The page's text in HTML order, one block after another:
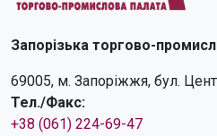
Запорізька торгово-
69005, м. Запоріжжя, бул.
Тел./Факс:
+38 (061) 224-69-47